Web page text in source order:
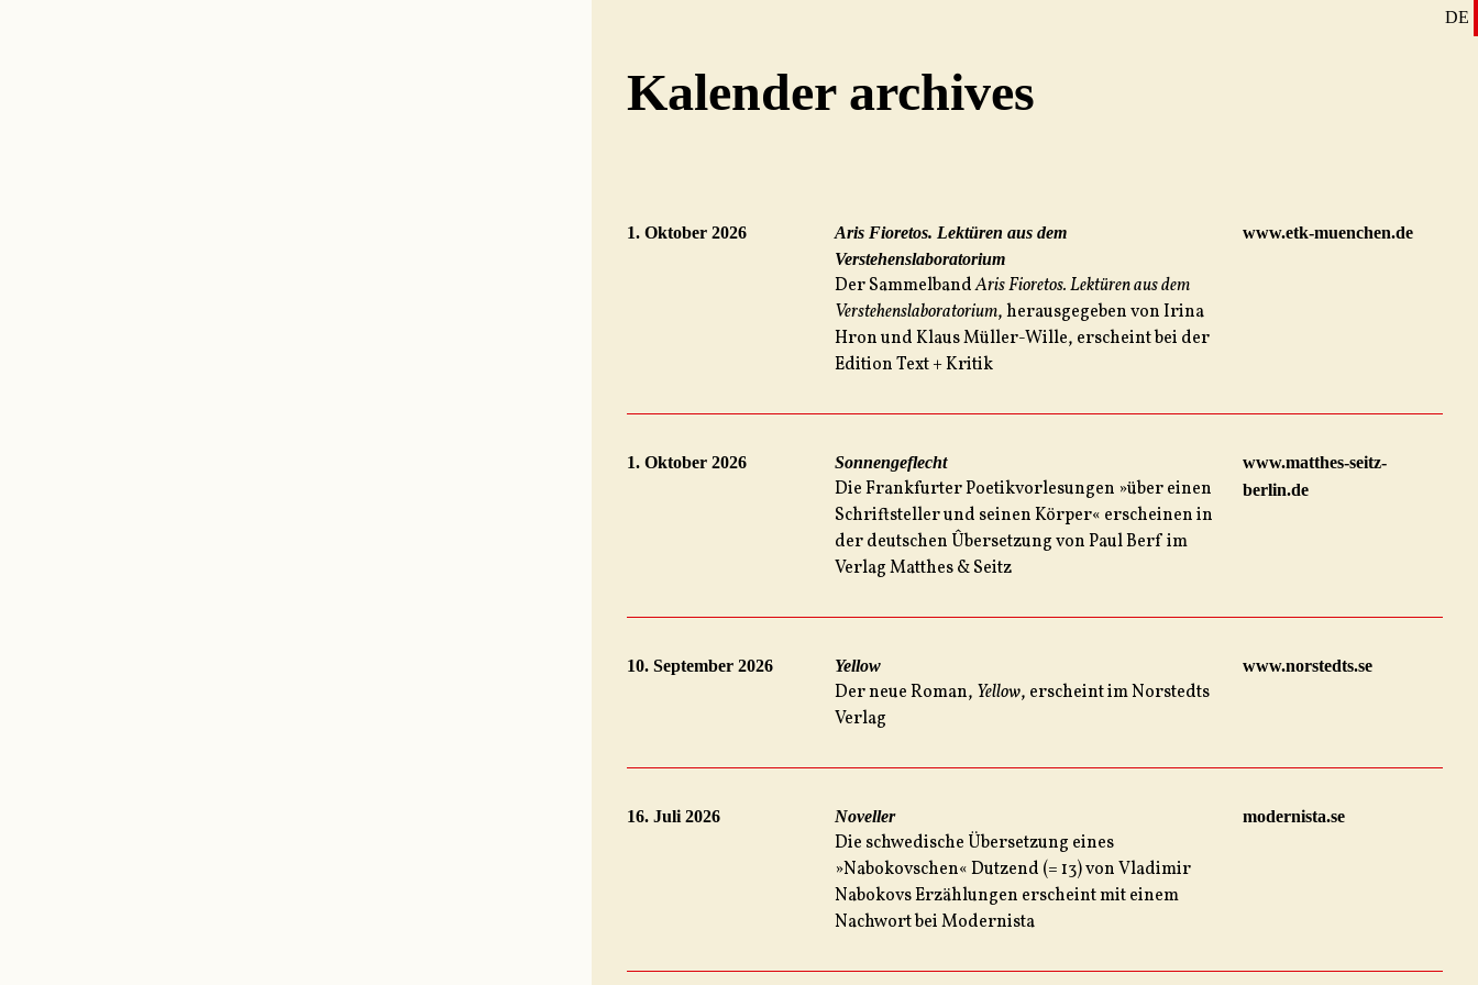
DE
Kalender archives
1. Oktober 2026
Aris Fioretos. Lektüren aus dem
Verstehenslaboratorium
Der SammelbandArisFioretos. Lektüren aus dem
Verstehenslaboratorium, herausgegeben von Irina
Hron und Klaus Müller-Wille, erscheint bei der
Edition Text + Kritik
www.etk-muenchen.de
1. Oktober 2026 Sonnengeflecht
Die Frankfurter Poetikvorlesungen »über einen
Schriftsteller und seinen Körper« erscheinen in
der deutschen Ûbersetzung von Paul Berf im
Verlag Matthes & Seitz
www.matthes-seitz-
berlin.de
10. September 2026 Yellow
Der neue Roman, Yellow, erscheint im Norstedts
Verlag
www.norstedts.se
16. Juli 2026 Noveller
Die schwedische Übersetzung eines
»Nabokovschen« Dutzend (= 13) von Vladimir
Nabokovs Erzählungen erscheint mit einem
Nachwort bei Modernista
modernista.se